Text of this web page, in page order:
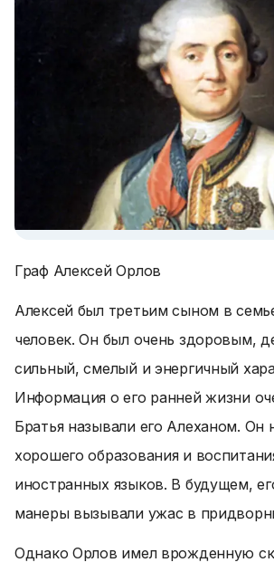
Граф Алексей Орлов
Алексей был третьим сыном в
человек. Он был очень здоровым,
сильный, смелый и энергичный
Информация о его ранней жизни
Братья называли его Алеханом. Он
хорошего образования и
иностранных языков. В будущем,
манеры вызывали ужас в
Однако Орлов имел врожденную